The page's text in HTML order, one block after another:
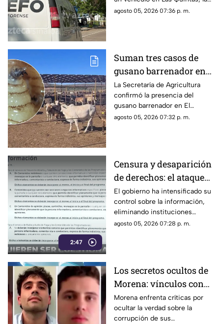
identidad de la víctima ya fue
agosto 05, 2026 07:36 p. m.
Suman tres casos de
gusano barrenador en
ganado al sur de
Sinaloa
La Secretaría de Agricultura
confirmó la presencia del
gusano barrenador en El
Rosario y Escuinapa
agosto 05, 2026 07:32 p. m.
2:47
Censura y desaparición
de derechos: el ataque
del gobierno a la
información pública
El gobierno ha intensificado su
control sobre la información,
eliminando instituciones
autónomas y silenciando
agosto 05, 2026 07:28 p. m.
Los secretos ocultos de
Morena: vínculos con
el crimen organizado y
obras faraónicas
Morena enfrenta críticas por
ocultar la verdad sobre la
corrupción de sus